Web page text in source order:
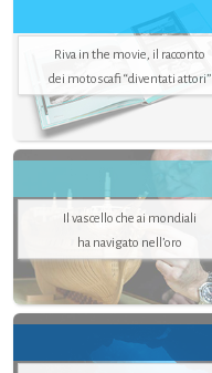
Riva in the movie, il racconto
dei motoscafi “diventati attori”
Il vascello che ai mondiali
ha navigato nell’oro